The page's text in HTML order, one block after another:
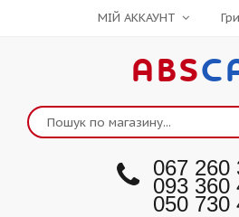
МІЙ АККАУНТ
ABS
067 260
093 360
050 730